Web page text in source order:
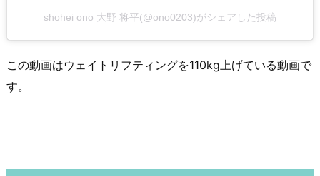
shohei ono 大野 将平(@ono0203)がシェアした投稿
この動画はウェイトリフティングを110kg上げている動画で
す。